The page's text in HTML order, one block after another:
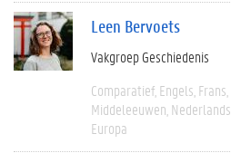
Leen Bervoets
Vakgroep Geschiedenis
Comparatief Engels Frans
Middeleeuwen Nederlands
Europa